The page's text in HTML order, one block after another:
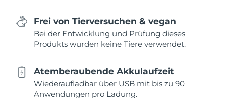
Frei von Tierversuchen & vegan
Bei der Entwicklung und Prüfung dieses
Produkts wurden keine Tiere verwendet.
Atemberaubende Akkulaufzeit
Wiederaufladbar über USB mit bis zu 90
Anwendungen pro Ladung.